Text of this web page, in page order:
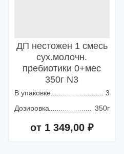
ДП нестожен 1 смесь
сух.молочн.
пребиотики 0+мес
350г N3
В упаковке
3
Дозировка
350г
от 1 349,00 ₽